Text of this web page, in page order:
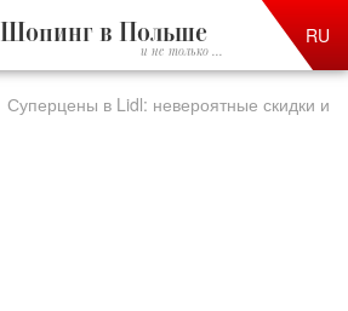
Шопинг в Польше
и не только ...
RU
Суперцены в Lidl: невероятные скидки и